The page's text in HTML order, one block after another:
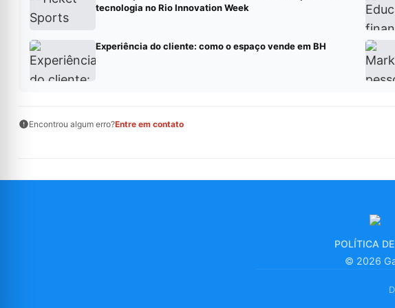
tecnologia no Rio Innovation Week
Experiência do cliente: como o espaço vende em BH
Encontrou algum erro?Entre em contato
POLÍTICA
© 2026